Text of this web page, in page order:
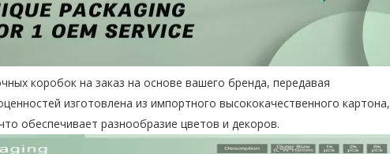
коробок на заказ на основе вашего бренда, передавая
изготовлена ​​из импортного высококачественного картона,
обеспечивает разнообразие цветов и декоров.